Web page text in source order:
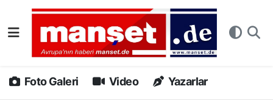
Foto Galeri Video Yazarlar
DÜNYA
AVRUPA
Nöbetçi Eczaneler
Hava Durumu